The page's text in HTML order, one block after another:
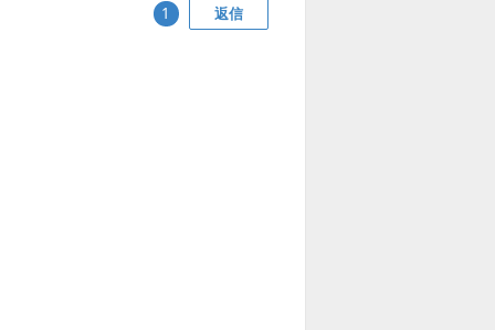
返信
1